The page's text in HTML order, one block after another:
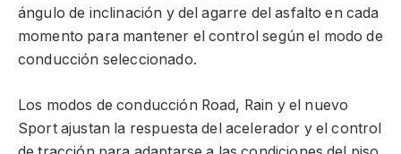
ángulo de inclinación y del agarre del asfalto en cada
momento para mantener el control según el modo de
conducción seleccionado.
Los modos de conducción Road, Rain y el nuevo
Sport ajustan la respuesta del acelerador y el control